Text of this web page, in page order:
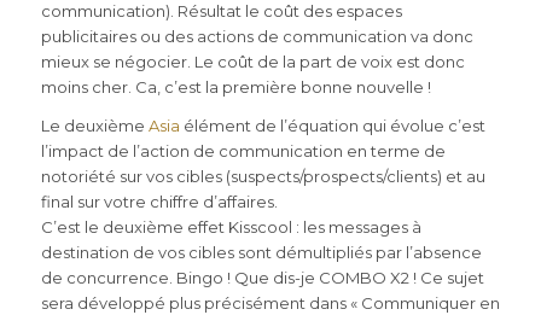
communication). Résultat le coût des espaces
publicitaires ou des actions de communication va donc
mieux se négocier. Le coût de la part de voix est donc
moins cher. Ca, c’est la première bonne nouvelle !
Le deuxième Asia élément de l’équation qui évolue c’est
l’impact de l’action de communication en terme de
notoriété sur vos cibles (suspects/prospects/clients) et au
final sur votre chiffre d’affaires.
C’est le deuxième effet Kisscool : les messages à
destination de vos cibles sont démultipliés par l’absence
de concurrence. Bingo ! Que dis-je COMBO X2 ! Ce sujet
sera développé plus précisément dans « Communiquer en